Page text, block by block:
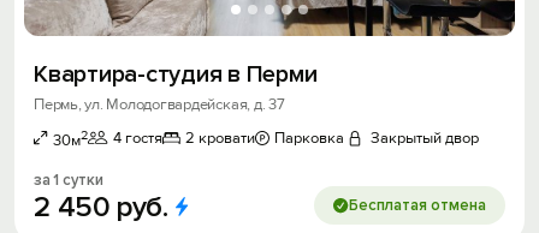
Квартира-студия в Перми
Пермь, ул. Молодогвардейская, д. 37
30м2 4 гостя 2 кровати Парковка Закрытый двор
за 1 сутки
2 450 руб. Бесплатая отмена